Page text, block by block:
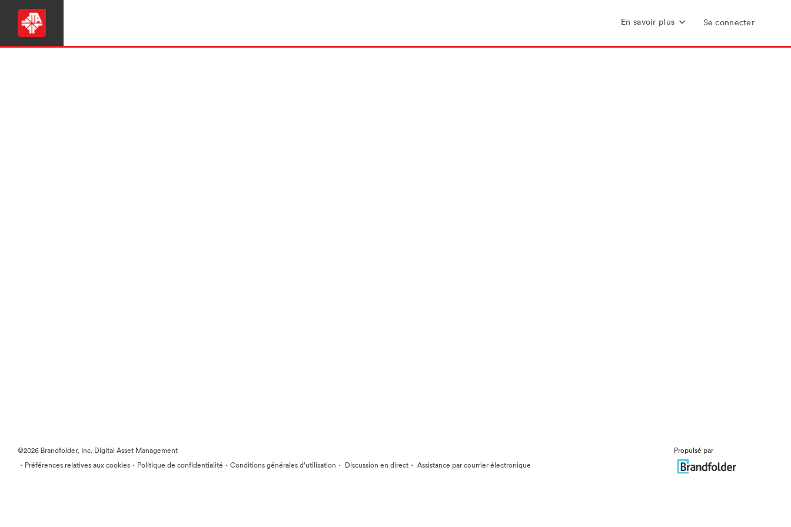
En savoir plus Se connecter
©2026 Brandfolder, Inc. Digital Asset Management
· Préférences relatives aux cookies · Politique de confidentialité · Conditions générales d’utilisation · Discussion en direct · Assistance par courrier électronique
Propulsé par